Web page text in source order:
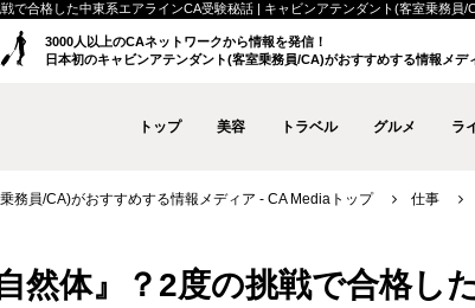
で合格した中東系エアラインCA受験秘話 | キャビンアテンダント(客室乗務員/
3000人以上のCAネットワークから情報を発信！
日本初のキャビンアテンダント(客室乗務員/CA)がおすすめする情報メデ
トップ 美容 トラベル グルメ ラ
務員/CA)がおすすめする情報メディア - CA Mediaトップ 仕事
然体』？2度の挑戦で合格し